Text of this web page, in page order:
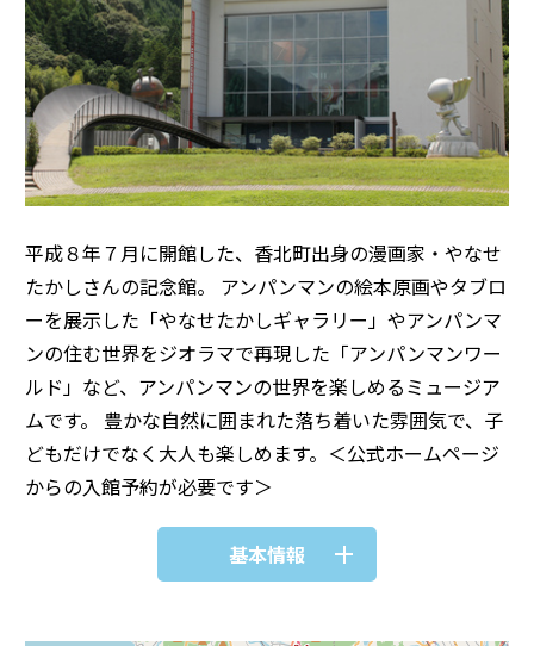
平成８年７月に開館した、香北町出身の漫画家・やなせ
たかしさんの記念館。 アンパンマンの絵本原画やタブロ
ーを展示した「やなせたかしギャラリー」やアンパンマ
ンの住む世界をジオラマで再現した「アンパンマンワー
ルド」など、アンパンマンの世界を楽しめるミュージア
ムです。 豊かな自然に囲まれた落ち着いた雰囲気で、子
どもだけでなく大人も楽しめます。＜公式ホームページ
からの入館予約が必要です＞
基本情報